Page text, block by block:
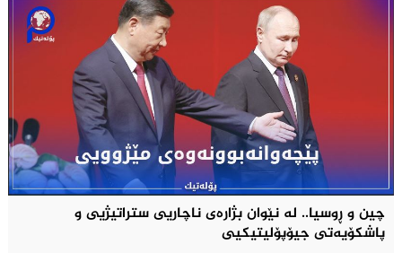
چین و ڕوسیا.. لە نێوان بژارەی ناچاریی ستراتیژيی و
پاشکۆیەتی جیۆپۆلیتیکيی